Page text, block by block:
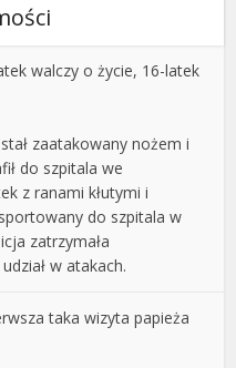
walczy o życie, 16-latek
zaatakowany nożem i
do szpitala we
z ranami kłutymi i
do szpitala w
zatrzymała
w atakach.
taka wizyta papieża